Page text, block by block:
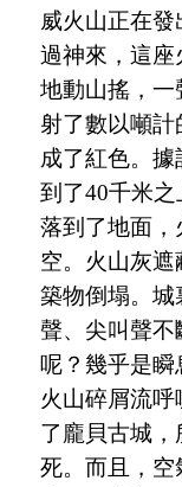
威火山正在
過神來，這座
地動山搖，
射了數以噸
成了紅色。
到了40千米
落到了地面，
空。火山灰
築物倒塌。
聲、尖叫聲不
呢？幾乎是
火山碎屑流呼
了龐貝古城
死。而且，